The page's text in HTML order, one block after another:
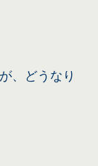
、どうなり